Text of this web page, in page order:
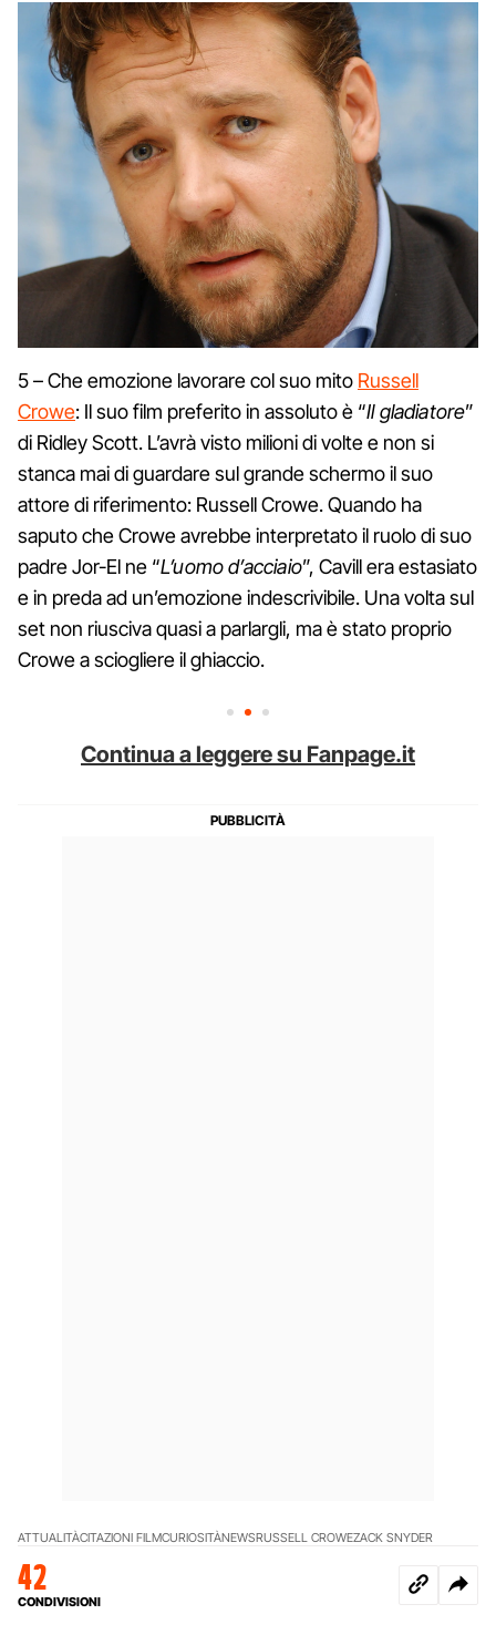
5 – Che emozione lavorare col suo mito Russell
Crowe: Il suo film preferito in assoluto è “Il gladiatore”
di Ridley Scott. L’avrà visto milioni di volte e non si
stanca mai di guardare sul grande schermo il suo
attore di riferimento: Russell Crowe. Quando ha
saputo che Crowe avrebbe interpretato il ruolo di suo
padre Jor-El ne “L’uomo d’acciaio”, Cavill era estasiato
e in preda ad un’emozione indescrivibile. Una volta sul
set non riusciva quasi a parlargli, ma è stato proprio
Crowe a sciogliere il ghiaccio.
Continua a leggere su Fanpage.it
ATTUALITÀCITAZIONI FILMCURIOSITÀNEWSRUSSELL CROWEZACK SNYDER
42
CONDIVISIONI